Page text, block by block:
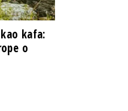
kafa:
o